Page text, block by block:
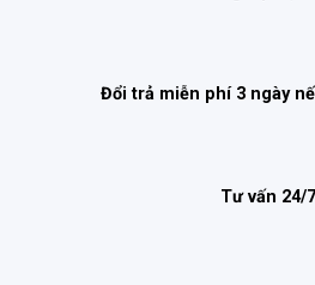
Đổi trả miễn phí 3 ngày
Tư vấn 24/7